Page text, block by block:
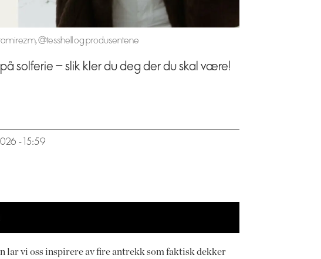
@tesshell og produsentene
solferie – slik kler du deg der du skal være!
- 15:59
lar vi oss inspirere av fire antrekk som faktisk dekker